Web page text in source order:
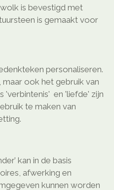
is bevestigd met
is gemaakt voor
personaliseren.
ook het gebruik van
'verbintenis' en 'liefde' zijn
te maken van
kan in de basis
afwerking en
kunnen worden